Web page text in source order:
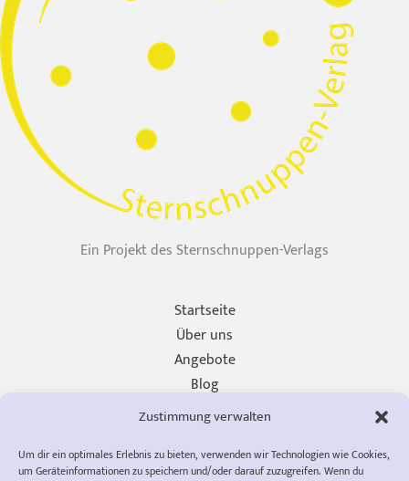
Zustimmung verwalten
Um dir ein optimales Erlebnis zu bieten, verwenden wir Technologien wie Cookies,
um Geräteinformationen zu speichern und/oder darauf zuzugreifen. Wenn du
Ein Projekt des Sternschnuppen-Verlags
Startseite
Über uns
Angebote
Blog
Unterstützen
Impressum